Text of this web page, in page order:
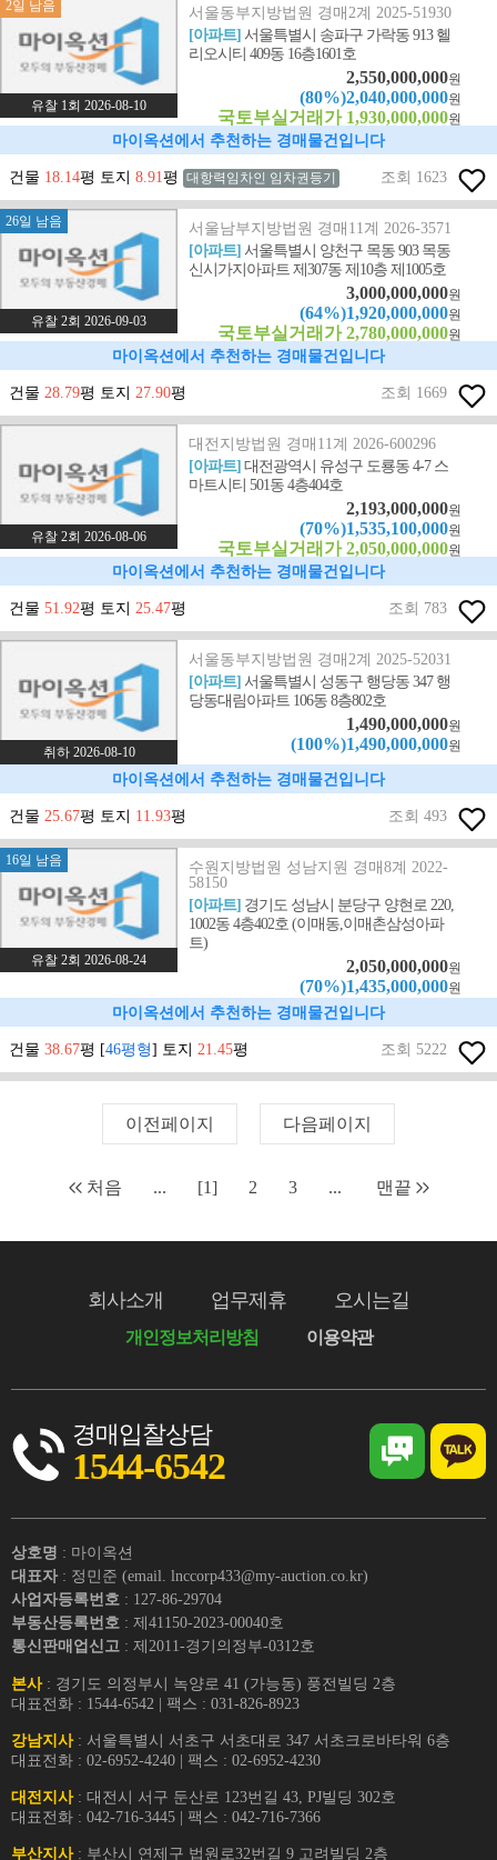
2일 남음
유찰 1회 2026-08-10
서울동부지방법원 경매2계 2025-51930
[아파트]서울특별시 송파구 가락동 913 헬
리오시티 409동 16층1601호
2,550,000,000원
(80%)2,040,000,000원
국토부실거래가 1,930,000,000원
마이옥션에서 추천하는 경매물건입니다
건물 18.14평 토지 8.91평 대항력임차인 임차권등기 조회 1623
26일 남음
유찰 2회 2026-09-03
서울남부지방법원 경매11계 2026-3571
[아파트]서울특별시 양천구 목동 903 목동
신시가지아파트 제307동 제10층 제1005호
3,000,000,000원
(64%)1,920,000,000원
국토부실거래가 2,780,000,000원
마이옥션에서 추천하는 경매물건입니다
건물 28.79평 토지 27.90평 조회 1669
유찰 2회 2026-08-06
대전지방법원 경매11계 2026-600296
[아파트]대전광역시 유성구 도룡동 4-7 스
마트시티 501동 4층404호
2,193,000,000원
(70%)1,535,100,000원
국토부실거래가 2,050,000,000원
마이옥션에서 추천하는 경매물건입니다
건물 51.92평 토지 25.47평 조회 783
취하 2026-08-10
서울동부지방법원 경매2계 2025-52031
[아파트]서울특별시 성동구 행당동 347 행
당동대림아파트 106동 8층802호
1,490,000,000원
(100%)1,490,000,000원
마이옥션에서 추천하는 경매물건입니다
건물 25.67평 토지 11.93평 조회 493
16일 남음
유찰 2회 2026-08-24
수원지방법원 성남지원 경매8계 2022-
58150
[아파트] 경기도 성남시 분당구 양현로 220,
1002동 4층402호 (이매동,이매촌삼성아파
트)
2,050,000,000원
(70%)1,435,000,000원
마이옥션에서 추천하는 경매물건입니다
건물 38.67평 [46평형] 토지 21.45평 조회 5222
이전페이지 다음페이지
처음 ... [1] 2 3 ... 맨끝
회사소개 업무제휴 오시는길
개인정보처리방침 이용약관
경매입찰상담
1544-6542
상호명 : 마이옥션
대표자 : 정민준 (email. lnccorp433@my-auction.co.kr)
사업자등록번호 : 127-86-29704
부동산등록번호 : 제41150-2023-00040호
통신판매업신고 : 제2011-경기의정부-0312호
본사: 경기도 의정부시 녹양로 41 (가능동) 풍전빌딩 2층
대표전화 : 1544-6542 | 팩스 : 031-826-8923
강남지사: 서울특별시 서초구 서초대로 347 서초크로바타워 6층
대표전화 : 02-6952-4240 | 팩스 : 02-6952-4230
대전지사: 대전시 서구 둔산로 123번길 43, PJ빌딩 302호
대표전화 : 042-716-3445 | 팩스 : 042-716-7366
부산지사: 부산시 연제구 법원로32번길 9 고려빌딩 2층